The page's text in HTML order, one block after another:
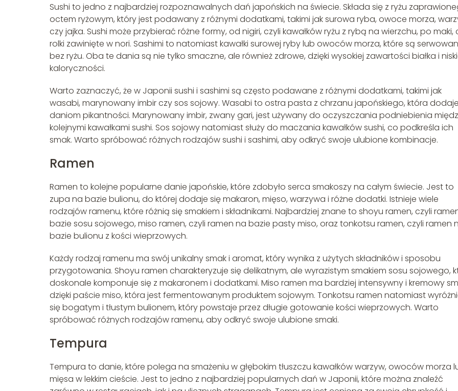
Sushi to jedno z najbardziej rozpoznawalnych dań japońskich na świecie. Składa się z ryżu
octem ryżowym, który jest podawany z różnymi dodatkami, takimi jak surowa ryba, owoce morza,
czy jajka. Sushi może przybierać różne formy, od nigiri, czyli kawałków ryżu z rybą na wierzchu, po maki,
rolki zawinięte w nori. Sashimi to natomiast kawałki surowej ryby lub owoców morza, które są
bez ryżu. Oba te dania są nie tylko smaczne, ale również zdrowe, dzięki wysokiej zawartości białka i
kaloryczności.
Warto zaznaczyć, że w Japonii sushi i sashimi są często podawane z różnymi dodatkami, takimi jak
wasabi, marynowany imbir czy sos sojowy. Wasabi to ostra pasta z chrzanu japońskiego, która dodaje
daniom pikantności. Marynowany imbir, zwany gari, jest używany do oczyszczania podniebienia
kolejnymi kawałkami sushi. Sos sojowy natomiast służy do maczania kawałków sushi, co podkreśla ich
smak. Warto spróbować różnych rodzajów sushi i sashimi, aby odkryć swoje ulubione kombinacje.
Ramen
Ramen to kolejne popularne danie japońskie, które zdobyło serca smakoszy na całym świecie. Jest to
zupa na bazie bulionu, do której dodaje się makaron, mięso, warzywa i różne dodatki. Istnieje wiele
rodzajów ramenu, które różnią się smakiem i składnikami. Najbardziej znane to shoyu ramen, czyli
bazie sosu sojowego, miso ramen, czyli ramen na bazie pasty miso, oraz tonkotsu ramen, czyli ramen
bazie bulionu z kości wieprzowych.
Każdy rodzaj ramenu ma swój unikalny smak i aromat, który wynika z użytych składników i sposobu
przygotowania. Shoyu ramen charakteryzuje się delikatnym, ale wyrazistym smakiem sosu sojowego,
doskonale komponuje się z makaronem i dodatkami. Miso ramen ma bardziej intensywny i kremowy
dzięki paście miso, która jest fermentowanym produktem sojowym. Tonkotsu ramen natomiast
się bogatym i tłustym bulionem, który powstaje przez długie gotowanie kości wieprzowych. Warto
spróbować różnych rodzajów ramenu, aby odkryć swoje ulubione smaki.
Tempura
Tempura to danie, które polega na smażeniu w głębokim tłuszczu kawałków warzyw, owoców morza
mięsa w lekkim cieście. Jest to jedno z najbardziej popularnych dań w Japonii, które można znaleźć